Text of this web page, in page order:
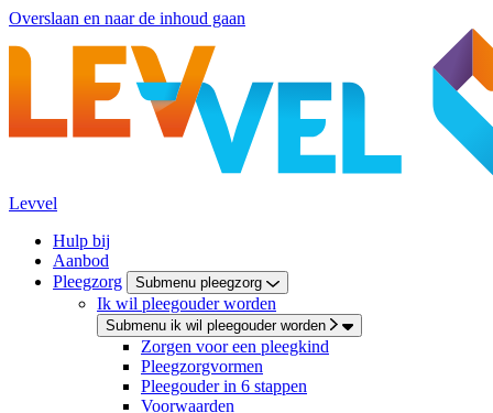
Overslaan en naar de inhoud gaan
Levvel
Hulp bij
Aanbod
Pleegzorg
Submenu pleegzorg
Ik wil pleegouder worden
Submenu ik wil pleegouder worden
Zorgen voor een pleegkind
Pleegzorgvormen
Pleegouder in 6 stappen
Voorwaarden